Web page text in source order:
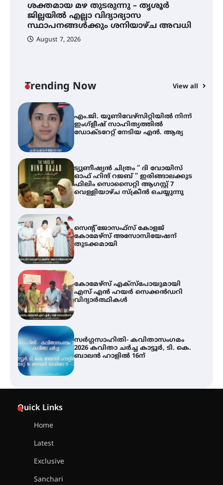
ശക്തമായ മഴ തുടരുന്നു – തൃശൂർ
ജില്ലയിൽ എല്ലാ വിദ്യാഭ്യാസ
സ്ഥാപനങ്ങൾക്കും ശനിയാഴ്ച അവധി
August 7, 2026
Trending Now View all
ശക്തമായ മഴ തുടരുന്നു – തൃശൂർ
ജില്ലയിൽ എല്ലാ വിദ്യാഭ്യാസ
സ്ഥാപനങ്ങൾക്കും ശനിയാഴ്ച
എം.ജി. യൂണിവേഴ്‌സിറ്റിയിൽ നിന്ന്
വെള്ളിയാഴ്ച സ്‌ക്രീൻ ചെയ്യുന്നു
സെന്റ് ജോസഫ്സ് കോളജ്
കോമേഴ്സ് എക്സ്പോയുമായി
സർഗ്ഗസാഹിതി- കവിതാസംഗമം
ശക്തമായ മഴ തുടരുന്നു – തൃശൂർ
അവധി
Quick Links
Home
Latest
Exclusive
Sanchari